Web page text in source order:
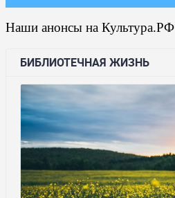
Наши анонсы на Культура.РФ